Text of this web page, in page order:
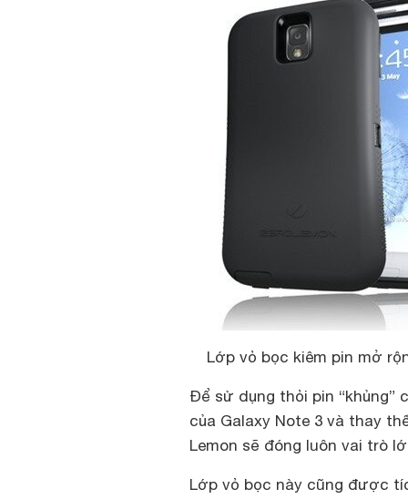
Lớp vỏ bọc kiêm pin mở
Để sử dụng thỏi pin “khủng”
của Galaxy Note 3 và thay
Lemon sẽ đóng luôn vai trò
Lớp vỏ bọc này cũng được